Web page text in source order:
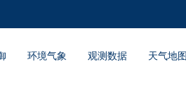
环境气象 观测数据 天气地图